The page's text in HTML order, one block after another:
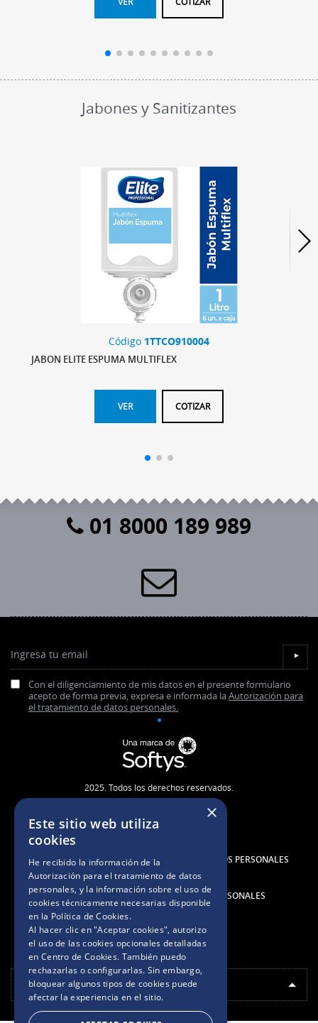
Jabones y Sanitizantes
Código 1TTCO910004
JABON ELITE ESPUMA MULTIFLEX
VER COTIZAR
01 8000 189 989
Ingresa tu email
Con el diligenciamiento de mis datos en el presente formulario
acepto de forma previa, expresa e informada laAutorización para
el tratamiento de datos personales.
▼
2025. Todos los derechos reservados.
TÉRMINOS Y CONDICIONES
AUTORIZACIÓN PARA EL TRATAMIENTO DE DATOS PERSONALES
POLÍTICA DE TRATAMIENTO DE DATOS PERSONALES
AVISO DE COOKIES
ELIGE TU PAÍS
×
Este sitio web utiliza
cookies
He recibido la información de la
Autorización para el tratamiento de datos
personales, y la información sobre el uso de
cookies técnicamente necesarias disponible
en la Política de Cookies.
Al hacer clic en "Aceptar cookies", autorizo
el uso de las cookies opcionales detalladas
en Centro de Cookies. También puedo
rechazarlas o configurarlas. Sin embargo,
bloquear algunos tipos de cookies puede
afectar la experiencia en el sitio.